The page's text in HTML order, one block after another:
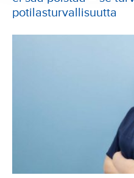
potilasturvallisuutta